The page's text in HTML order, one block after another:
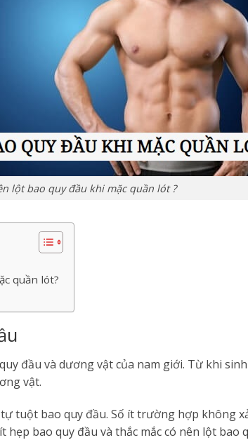
lột bao quy đầu khi mặc quần lót ?
quần lót?
đầu và dương vật của nam giới. Từ khi
vật.
tuột bao quy đầu. Số ít trường hợp không
bao quy đầu và thắc mắc có nên lột bao